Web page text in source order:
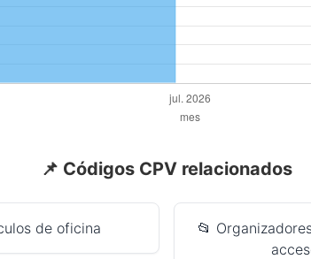
📌 Códigos CPV relacionados
de oficina
📂